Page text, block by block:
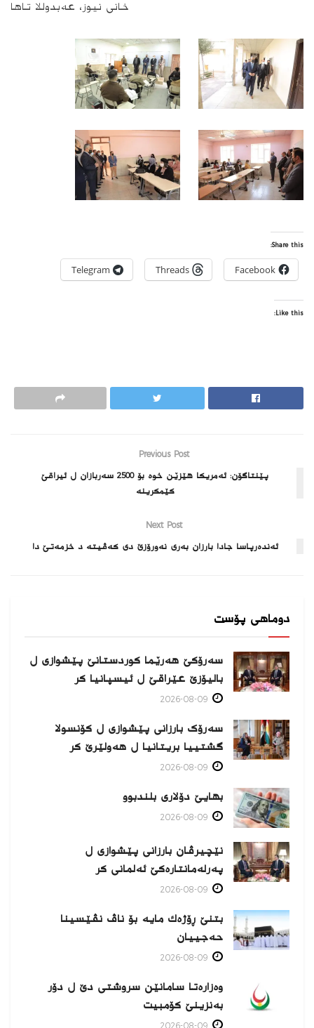
خانی نیوز، عەبدوللا تاھا
Share this:
Facebook
Threads
Telegram
Like this:
Previous Post
پێنتاگۆن: ئه‌مریكا هێزێن خوه‌ بۆ 2500 سه‌ربازان ل ئیراقێ
كێمكرینه‌‌
Next Post
ئەندەرپاسا جادا بارزان بەری نەورۆزێ دی کەڤیتە د خزمەتێ دا
دوماهی پۆست
سەرۆکێ هەرێما کوردستانێ پێشوازی ل
بالیۆزێ عێراقێ ل ئیسپانیا كر
سەرۆک بارزانی پێشوازی ل کۆنسولا
گشتییا بریتانیا ل هەولێرێ كر
بهایێ دۆلاری بلندبوو
نێچیرڤان بارزانی پێشوازی ل
پەرلەمانتارەكێ ئەلمانی كر
بتنێ ڕۆژەك مایە بۆ ناڤ نڤێسینا
حەجییان
وەزارەتا سامانێن سروشتی دێ ل دۆر
بەنزینێ كۆمبیت